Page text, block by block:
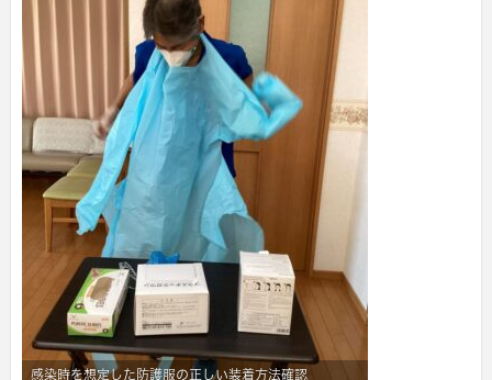
感染時を想定した防護服の正しい装着方法確認